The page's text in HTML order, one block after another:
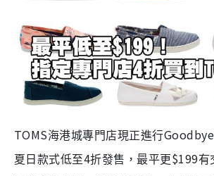
TOMS海港城專門店現正進行
夏日款式低至4折發售，最平更 $199有